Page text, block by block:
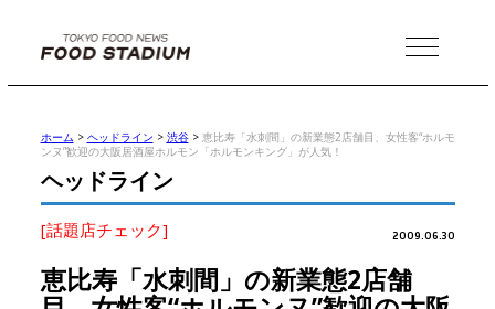
MENU
ホーム > ヘッドライン > 渋谷> 恵比寿「水刺間」の新業態2店舗目、女性客“ホルモ
ンヌ”歓迎の大阪居酒屋ホルモン「ホルモンキング」が人気！
ヘッドライン
[話題店チェック] 2009.06.30
恵比寿「水刺間」の新業態2店舗